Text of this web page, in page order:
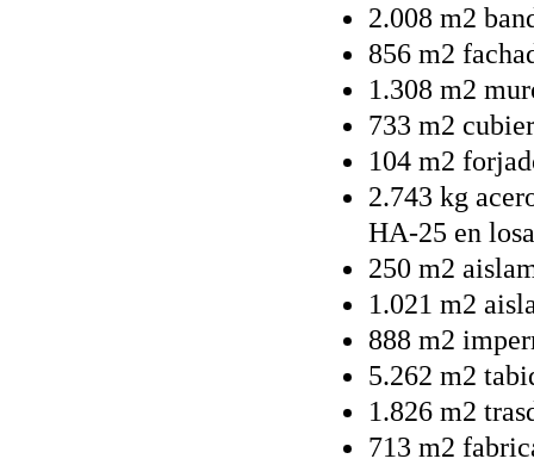
2.008 m2
856 m2
1.308 m2
733 m2
104 m2
2.743 kg
HA-25 en
250 m2
1.021 m2
888 m2
5.262 m2
1.826 m2
713 m2